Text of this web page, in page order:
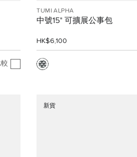
較
TUMI ALPHA
中號15" 可擴展公事包
HK$6,100
新貨